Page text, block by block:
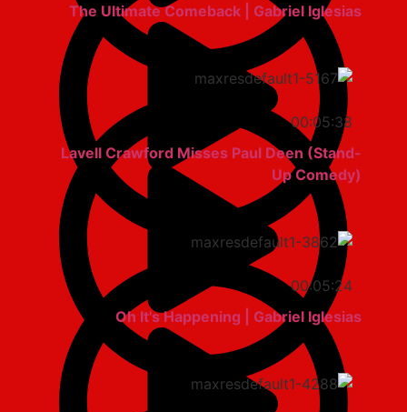
The Ultimate Comeback | Gabriel Iglesias
00:05:38
Lavell Crawford Misses Paul Deen (Stand-
Up Comedy)
00:05:24
Oh It's Happening | Gabriel Iglesias